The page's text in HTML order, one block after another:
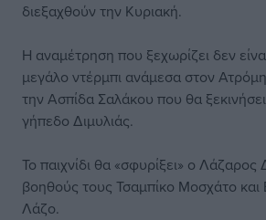
διεξαχθούν την Κυριακή.
Η αναμέτρηση που ξεχωρίζει δεν
μεγάλο ντέρμπι ανάμεσα στον
την Ασπίδα Σαλάκου που θα
γήπεδο Διμυλιάς.
Το παιχνίδι θα «σφυρίξει» ο
βοηθούς τους Τσαμπίκο Μοσχάτο
Λάζο.